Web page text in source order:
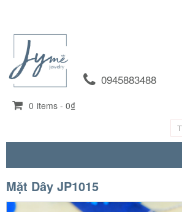
0945883488
0 items - 0₫
Mặt Dây JP1015